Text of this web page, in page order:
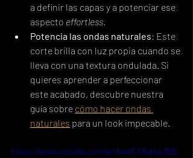
a definir las capas y a potenciar ese
aspecto effortless.
Potencia las ondas naturales: Este
corte brilla con luz propia cuando se
lleva con una textura ondulada. Si
quieres aprender a perfeccionar
este acabado, descubre nuestra
guía sobre cómo hacer ondas
naturales para un look impecable.
https://www.youtube.com/embed/CA8sbup7DE